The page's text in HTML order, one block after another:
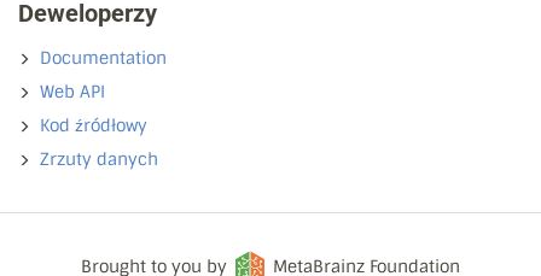
Deweloperzy
Documentation
Web API
Kod źródłowy
Zrzuty danych
Brought to you by MetaBrainz Foundation